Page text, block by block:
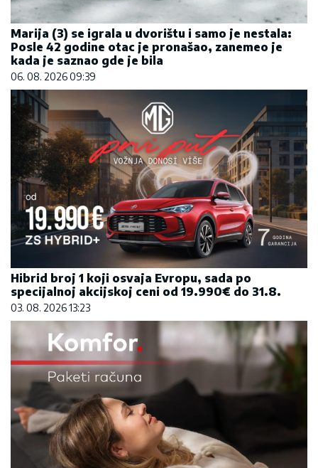
Marija (3) se igrala u dvorištu i samo je nestala:
Posle 42 godine otac je pronašao, zanemeo je
kada je saznao gde je bila
06. 08. 2026 09:39
Hibrid broj 1 koji osvaja Evropu, sada po
specijalnoj akcijskoj ceni od 19.990€ do 31.8.
03. 08. 2026 13:23